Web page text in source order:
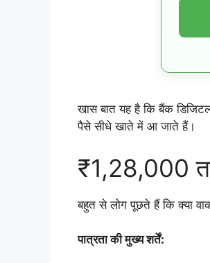
खास बात यह है कि बैंक
पैसे सीधे खाते में आ जाते हैं।
₹1,28,000
बहुत से लोग पूछते हैं कि क्या
पात्रता की मुख्य शर्तें: